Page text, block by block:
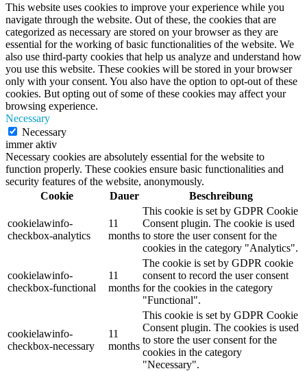
This website uses cookies to improve your experience while you
navigate through the website. Out of these, the cookies that are
categorized as necessary are stored on your browser as they are
essential for the working of basic functionalities of the website. We
also use third-party cookies that help us analyze and understand how
you use this website. These cookies will be stored in your browser
only with your consent. You also have the option to opt-out of these
cookies. But opting out of some of these cookies may affect your
browsing experience.
Necessary
Necessary
immer aktiv
Necessary cookies are absolutely essential for the website to
function properly. These cookies ensure basic functionalities and
security features of the website, anonymously.
Cookie
Dauer Beschreibung
cookielawinfo-
checkbox-analytics
11
months
This cookie is set by GDPR Cookie
Consent plugin. The cookie is used
to store the user consent for the
cookies in the category "Analytics".
cookielawinfo-
checkbox-functional
11
months
The cookie is set by GDPR cookie
consent to record the user consent
for the cookies in the category
"Functional".
cookielawinfo-
checkbox-necessary
11
months
This cookie is set by GDPR Cookie
Consent plugin. The cookies is used
to store the user consent for the
cookies in the category
"Necessary".